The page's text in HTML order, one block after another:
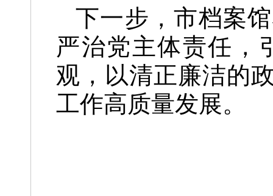
下一步，市档案
严治党主体责任，
观，以清正廉洁的
工作高质量发展。